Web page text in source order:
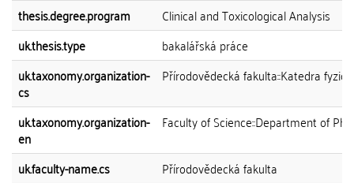
thesis.degree.program
Clinical and Toxicological Analysis
uk.thesis.type
bakalářská práce
uk.taxonomy.organization-
cs
Přírodovědecká fakulta::Katedra
uk.taxonomy.organization-
en
Faculty of Science::Department of
uk.faculty-name.cs
Přírodovědecká fakulta